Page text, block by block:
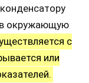
окружающую
с
или